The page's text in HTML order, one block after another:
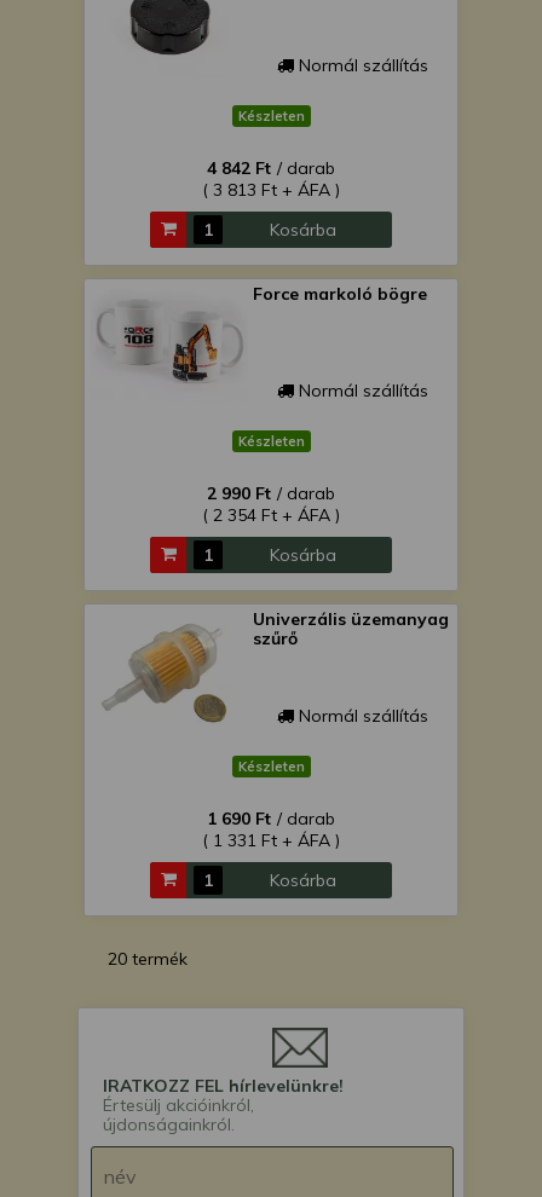
Normál szállítás
Készleten
4 842 Ft / darab
( 3 813 Ft + ÁFA )
Kosárba
Force markoló bögre
Normál szállítás
Készleten
2 990 Ft / darab
( 2 354 Ft + ÁFA )
Kosárba
Univerzális üzemanyag
szűrő
Normál szállítás
Készleten
1 690 Ft / darab
( 1 331 Ft + ÁFA )
Kosárba
20 termék
IRATKOZZ FEL hírlevelünkre!
Értesülj akcióinkról,
újdonságainkról.